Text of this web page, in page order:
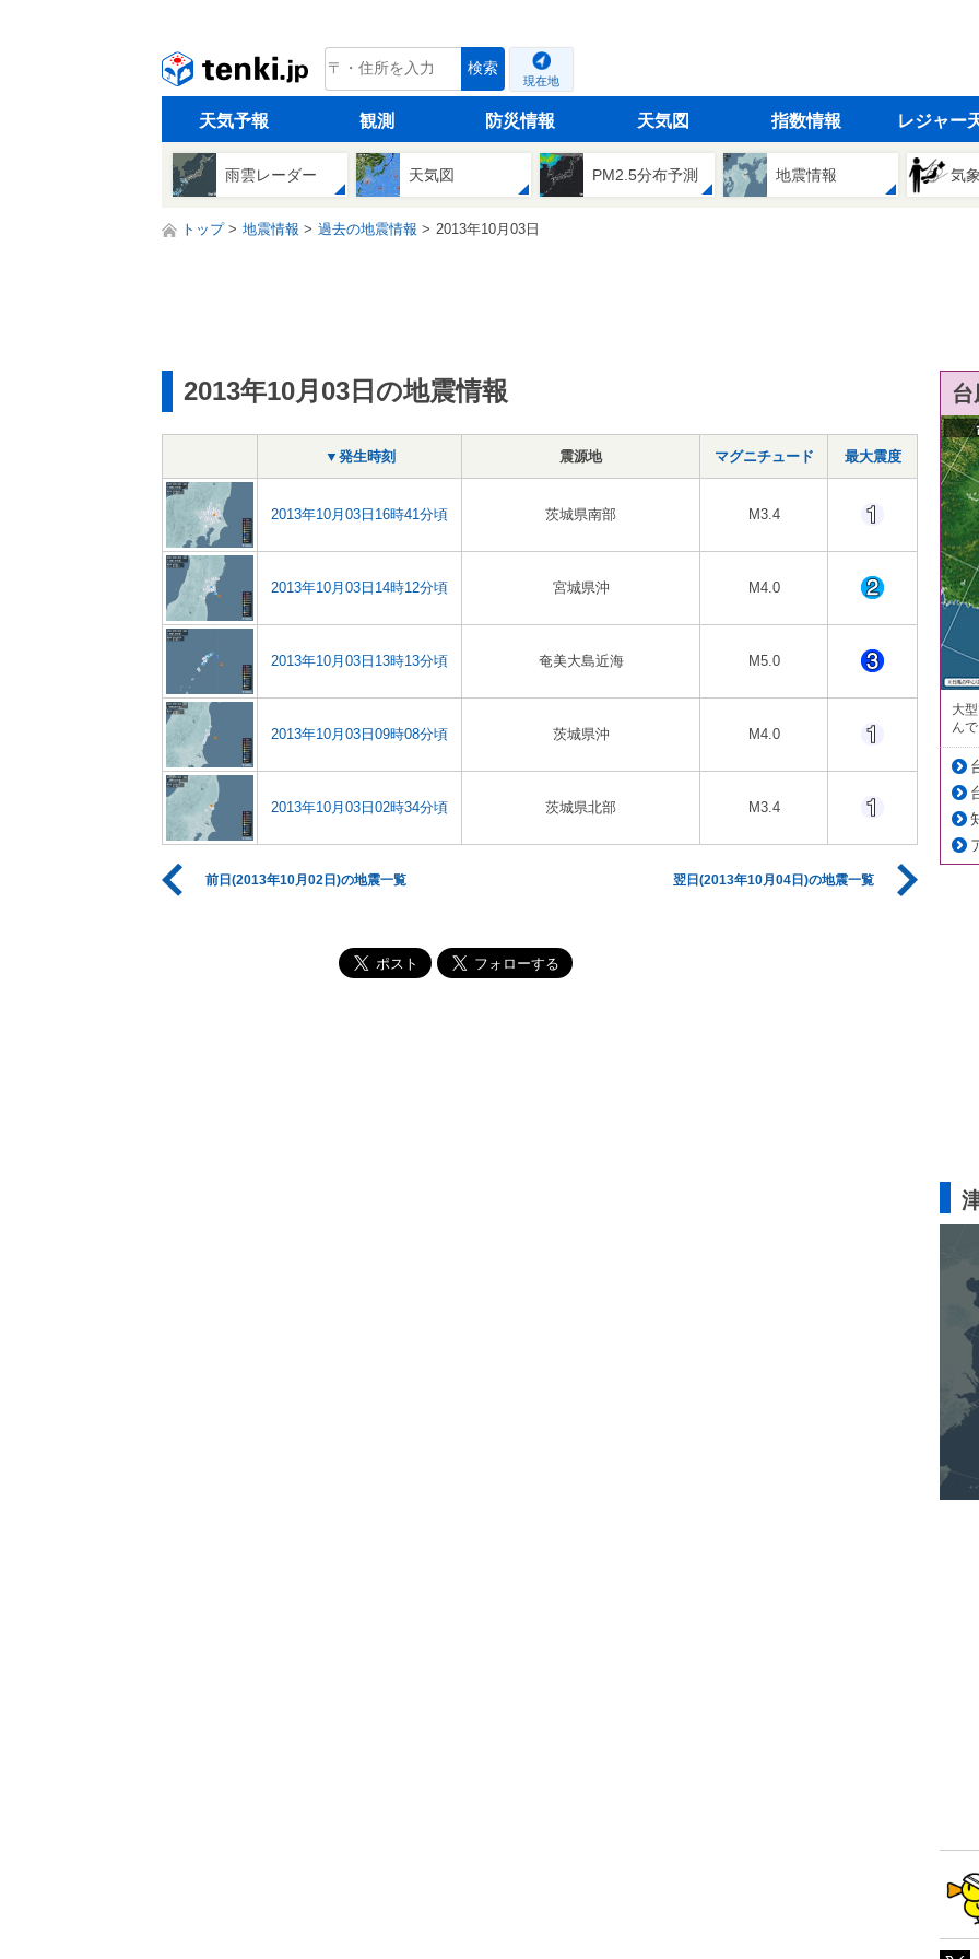
tenki.jp 検索
現在地
天気予報 観測 防災情報 天気図 指数情報 レジャー
雨雲レーダー 天気図 PM2.5分布予測 地震情報 気
トップ 地震情報 過去の地震情報 2013年10月03日
2013年10月03日の地震情報
▼発生時刻 震源地 マグニチュード 最大震度
2013年10月03日16時41分頃 茨城県南部 M3.4
2013年10月03日14時12分頃 宮城県沖 M4.0
2013年10月03日13時13分頃 奄美大島近海 M5.0
2013年10月03日09時08分頃 茨城県沖 M4.0
2013年10月03日02時34分頃 茨城県北部 M3.4
前日(2013年10月02日)の地震一覧 翌日(2013年10月04日)の地震一覧
大
ん